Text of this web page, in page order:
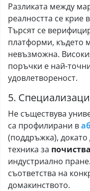
Разликата между
реалността се крие
Търсят се
платформи, където
невъзможна.
поръчки е най-
удовлетвореност.
5.
Не съществува
са профилирани в
(поддръжка), докато
техника за
индустриално
съответства на
домакинството.